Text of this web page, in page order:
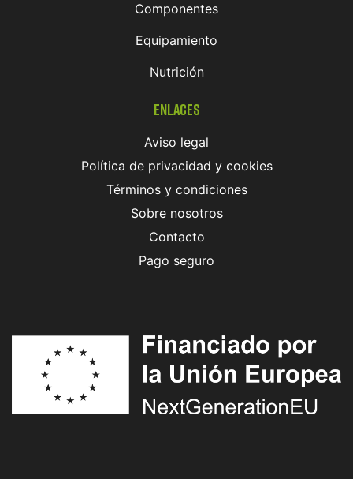
Componentes
Equipamiento
Nutrición
Enlaces
Aviso legal
Política de privacidad y cookies
Términos y condiciones
Sobre nosotros
Contacto
Pago seguro